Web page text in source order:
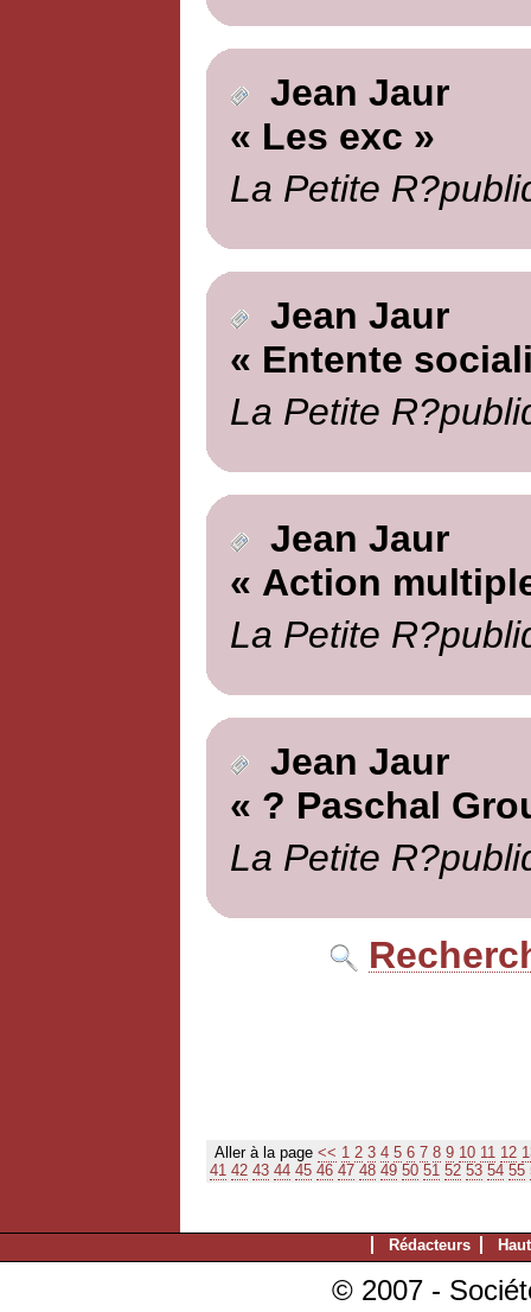
Jean Jaur
« Les exc »
La Petite
Jean Jaur
« Entente
La Petite
Jean Jaur
« Action
La Petite
Jean Jaur
« ? Paschal
La Petite
Aller à la page << 1 2 3 4 5 6 7 8 9 10 11 12
41 42 43 44 45 46 47 48 49 50 51 52 53 54 55
Rédacteurs
© 2007 -